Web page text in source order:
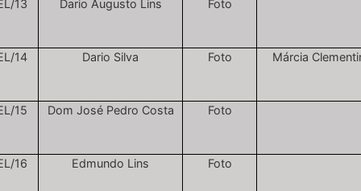
13 Dario Augusto Lins Foto
14 Dario Silva Foto Márcia
15 Dom José Pedro Costa Foto
16 Edmundo Lins Foto